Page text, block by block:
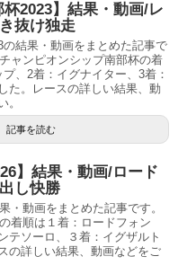
杯2023】結果・動画/レ
抜け独走
の結果・動画をまとめた記事で
ャンピオンシップ南部杯の着
、2着：イグナイター、3着：
た。レースの詳しい結果、動
。
記事を読む
】結果・動画/ロード
し快勝
・動画をまとめた記事です。
着順は１着：ロードフォン
テソーロ、３着：イグザルト
の詳しい結果、動画などをご